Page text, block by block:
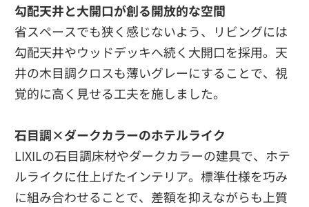
勾配天井と大開口が創る開放的な空間
省スペースでも狭く感じないよう、リビングには
勾配天井やウッドデッキへ続く大開口を採用。天
井の木目調クロスも薄いグレーにすることで、視
覚的に高く見せる工夫を施しました。
石目調×ダークカラーのホテルライク
LIXILの石目調床材やダークカラーの建具で、ホテ
ルライクに仕上げたインテリア。標準仕様を巧み
に組み合わせることで、差額を抑えながらも上質